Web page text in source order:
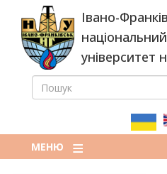
основного
вмісту
Івано-
університет
ПОШУКОВА
ПОШУК
МЕНЮ